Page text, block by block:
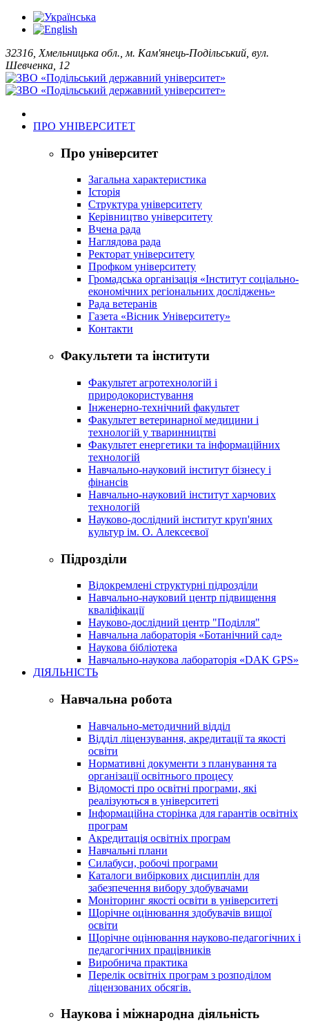
32316, Хмельницька обл., м. Кам'янець-Подільський, вул.
Шевченка, 12
ПРО УНІВЕРСИТЕТ
Про університет
Загальна характеристика
Історія
Структура університету
Керівництво університету
Вчена рада
Наглядова рада
Ректорат університету
Профком університету
Громадська організація «Інститут соціально-
економічних регіональних досліджень»
Рада ветеранів
Газета «Вісник Університету»
Контакти
Факультети та інститути
Факультет агротехнологій і
природокористування
Інженерно-технічний факультет
Факультет ветеринарної медицини і
технологій у тваринництві
Факультет енергетики та інформаційних
технологій
Навчально-науковий інститут бізнесу і
фінансів
Навчально-науковий інститут харчових
технологій
Науково-дослідний інститут круп'яних
культур ім. О. Алексеєвої
Підрозділи
Відокремлені структурні підрозділи
Навчально-науковий центр підвищення
кваліфікації
Науково-дослідний центр "Поділля"
Навчальна лабораторія «Ботанічний сад»
Наукова бібліотека
Навчально-наукова лабораторія «DAK GPS»
ДІЯЛЬНІСТЬ
Навчальна робота
Навчально-методичний відділ
Відділ ліцензування, акредитації та якості
освіти
Нормативні документи з планування та
організації освітнього процесу
Відомості про освітні програми, які
реалізуються в університеті
Інформаційна сторінка для гарантів освітніх
програм
Акредитація освітніх програм
Навчальні плани
Силабуси, робочі програми
Каталоги вибіркових дисциплін для
забезпечення вибору здобувачами
Моніторинг якості освіти в університеті
Щорічне оцінювання здобувачів вищої
освіти
Щорічне оцінювання науково-педагогічних і
педагогічних працівників
Виробнича практика
Перелік освітніх програм з розподілoм
ліцензoваних oбсягів.
Наукова і міжнародна діяльність